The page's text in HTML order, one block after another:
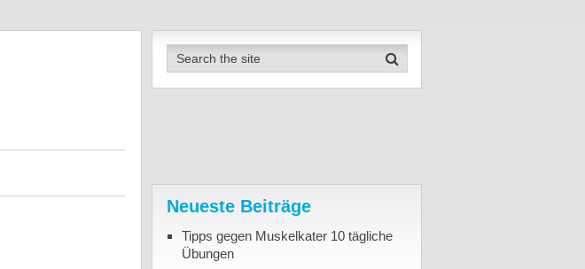
Neueste Beiträge
Tipps gegen Muskelkater 10 tägliche
Übungen